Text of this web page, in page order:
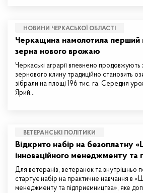
НОВИНИ ЧЕРКАСЬКОЇ ОБЛАСТІ
Черкащина намолотила перший
зерна нового врожаю
Черкаські аграрії впевнено
зернового клину традиційно становить
зібрали на площі 196 тис. га. Середня
Ярий…
ВЕТЕРАНСЬКІ ПОЛІТИКИ
Відкрито набір на безоплатну
інноваційного менеджменту та
Для ветеранів, ветеранок та внутрішньо
стартує набір на практичне навчання в
менеджменту та підприємництва», яке